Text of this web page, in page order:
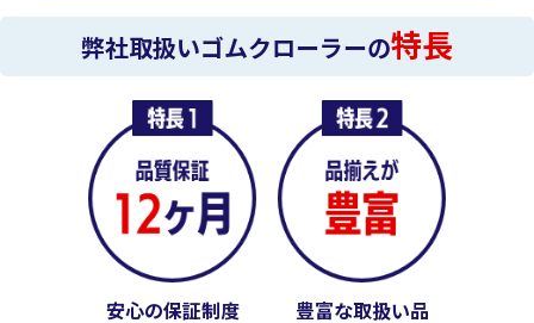
弊社取扱いゴムクローラーの特長
安心の保証制度 豊富な取扱い品